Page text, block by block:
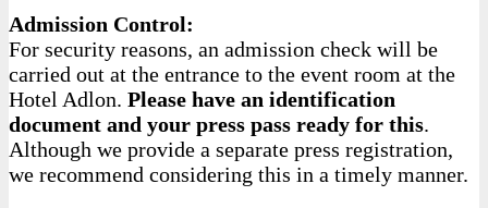
Admission Control:
For security reasons, an admission check will be
carried out at the entrance to the event room at the
Hotel Adlon. Please have an identification
document and your press pass ready for this.
Although we provide a separate press registration,
we recommend considering this in a timely manner.